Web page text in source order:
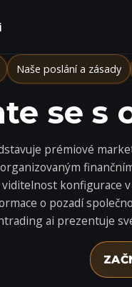
Naše poslání a zásady
se s
prémiové
konfigurace
o pozadí
ai prezentuje